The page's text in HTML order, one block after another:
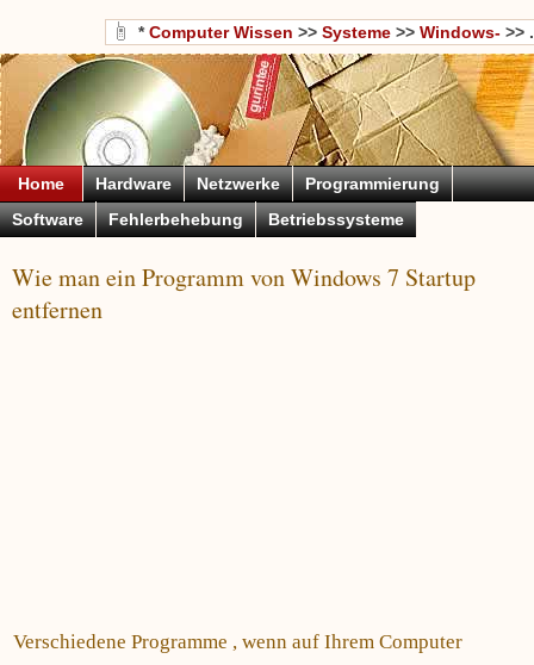
*Computer Wissen >> Systeme >> Windows- >> .
Home Hardware Netzwerke
Programmierung
Software
Fehlerbehebung Betriebssysteme
Wie man ein Programm von Windows 7 Startup
entfernen
Verschiedene Programme , wenn auf Ihrem Computer